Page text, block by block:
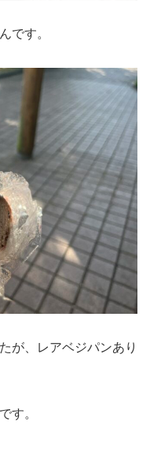
です。
が、レアベジパンあり
す。